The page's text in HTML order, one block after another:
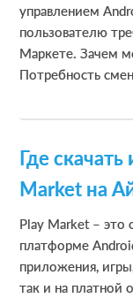
управлением
пользователю
Маркете. Зачем
Потребность
Где
Market на
Play Market – это
платформе
приложения,
так и на платной